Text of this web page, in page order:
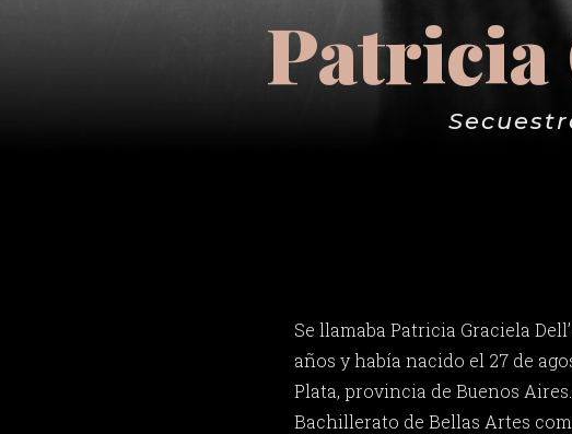
Patricia
Se llamaba Patricia Graciela
años y había nacido el 27 de
Plata, provincia de Buenos
Bachillerato de Bellas Artes